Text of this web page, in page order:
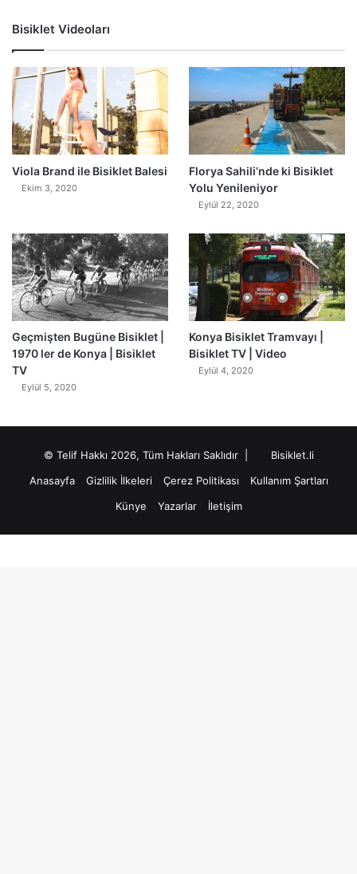
Bisiklet Videoları
Viola Brand ile Bisiklet Balesi
Ekim 3, 2020
0
Florya Sahili’nde ki Bisiklet
Yolu Yenileniyor
Eylül 22, 2020
Geçmişten Bugüne Bisiklet |
1970 ler de Konya | Bisiklet
TV
Eylül 5, 2020
Konya Bisiklet Tramvayı |
Bisiklet TV | Video
Eylül 4, 2020
© Telif Hakkı 2026, Tüm Hakları Saklıdır |
Bisiklet.li
Anasayfa
Gizlilik İlkeleri Çerez Politikası
Kullanım Şartları
Künye
Yazarlar İletişim